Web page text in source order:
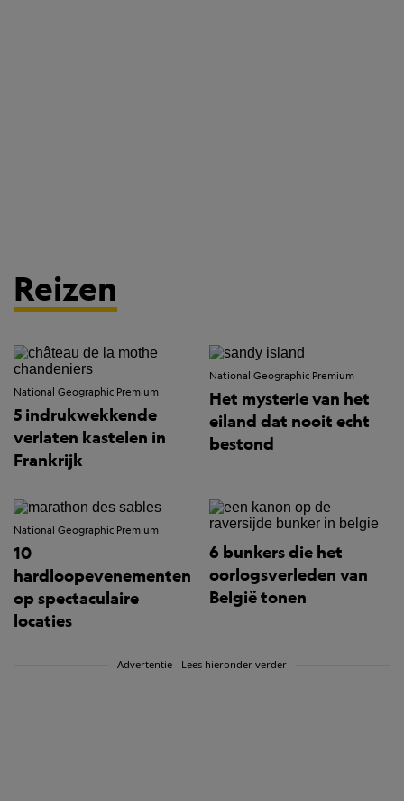
Reizen
National Geographic Premium
5 indrukwekkende
verlaten kastelen in
Frankrijk
National Geographic Premium
Het mysterie van het
eiland dat nooit echt
bestond
National Geographic Premium
10
hardloopevenementen
op spectaculaire
locaties
6 bunkers die het
oorlogsverleden van
België tonen
Advertentie - Lees hieronder verder